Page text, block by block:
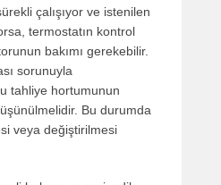
çalışıyor ve istenilen
termostatın kontrol
bakımı gerekebilir.
sorunuyla
tahliye hortumunun
Bu durumda
veya değiştirilmesi